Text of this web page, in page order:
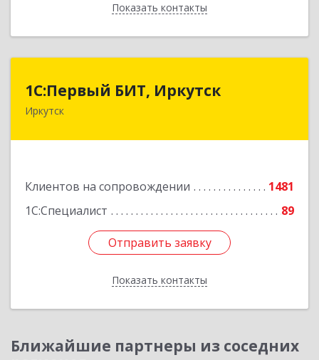
Показать контакты
Назад
1С:Первый БИТ, Иркутск
Иркутск
Клиентов на сопровождении
1481
1С:Специалист
89
Отправить заявку
Показать контакты
1С:Первый БИТ, Иркутск
664007, Иркутская обл, Иркутск г, Декабрьских
Отправить заявку
Назад
Ближайшие партнеры из соседних